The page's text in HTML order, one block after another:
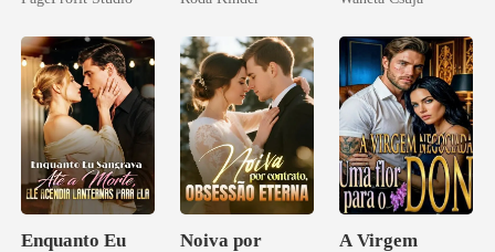
Enquanto Eu
Noiva por
A Virgem